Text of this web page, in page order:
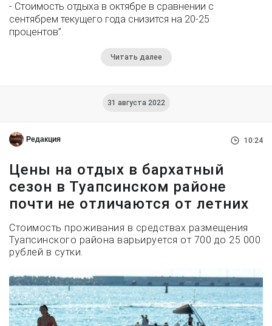
- Стоимость отдыха в октябре в сравнении с
сентябрем текущего года снизится на 20-25
процентов”.
Читать далее
31 августа 2022
Редакция 10:24
Цены на отдых в бархатный
сезон в Туапсинском районе
почти не отличаются от летних
Стоимость проживания в средствах размещения
Туапсинского района варьируется от 700 до 25 000
рублей в сутки.